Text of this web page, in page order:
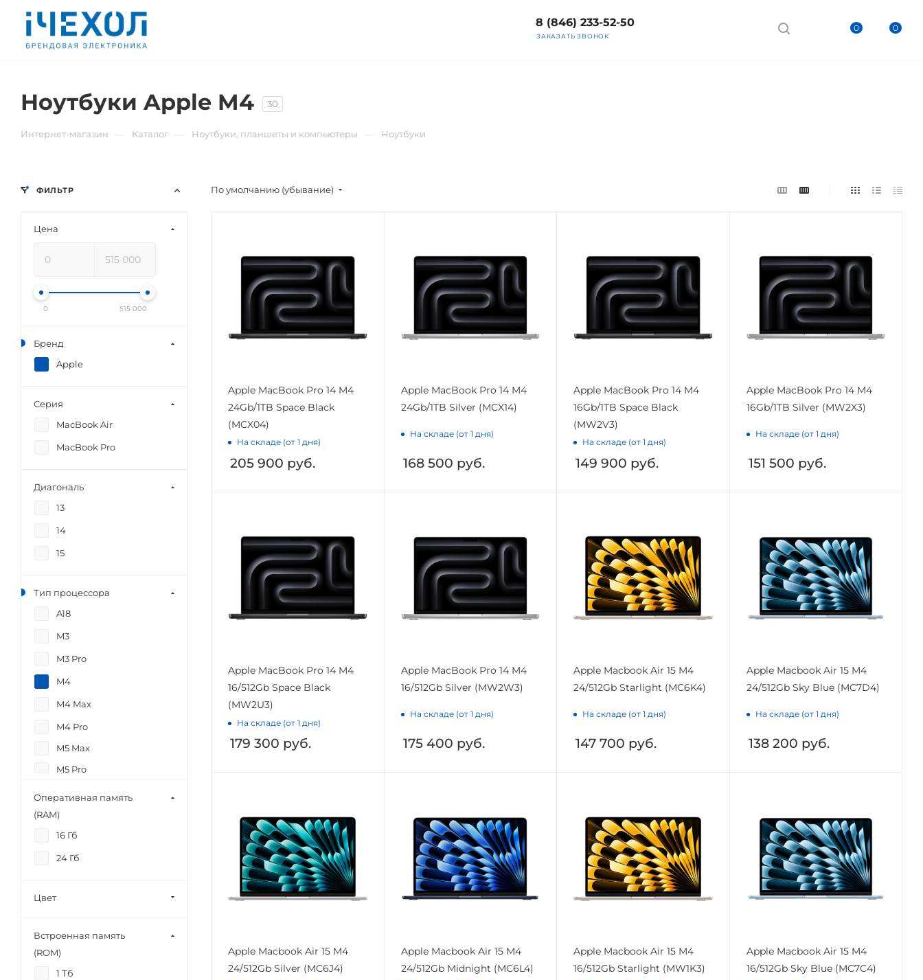
0 0
8 (846) 233-52-50
ЗАКАЗАТЬ ЗВОНОК
Ноутбуки Apple M4 30
Интернет-магазин Каталог Ноутбуки, планшеты и компьютеры Ноутбуки
По умолчанию (убывание)
Apple MacBook Pro 14 M4
24Gb/1TB Space Black
(MCX04)
На складе (от 1 дня)
205 900 руб.
Apple MacBook Pro 14 M4
24Gb/1TB Silver (MCX14)
На складе (от 1 дня)
168 500 руб.
Apple MacBook Pro 14 M4
16Gb/1TB Space Black
(MW2V3)
На складе (от 1 дня)
149 900 руб.
Apple MacBook Pro 14 M4
16Gb/1TB Silver (MW2X3)
На складе (от 1 дня)
151 500 руб.
Apple MacBook Pro 14 M4
16/512Gb Space Black
(MW2U3)
На складе (от 1 дня)
179 300 руб.
Apple MacBook Pro 14 M4
16/512Gb Silver (MW2W3)
На складе (от 1 дня)
175 400 руб.
Apple Macbook Air 15 M4
24/512Gb Starlight (MC6K4)
На складе (от 1 дня)
147 700 руб.
Apple Macbook Air 15 M4
24/512Gb Sky Blue (MC7D4)
На складе (от 1 дня)
138 200 руб.
Apple Macbook Air 15 M4
24/512Gb Silver (MC6J4)
Apple Macbook Air 15 M4
24/512Gb Midnight (MC6L4)
Apple Macbook Air 15 M4
16/512Gb Starlight (MW1K3)
Apple Macbook Air 15 M4
16/512Gb Sky Blue (MC7C4)
ФИЛЬТР
Цена
0 515 000
Бренд
Apple
Серия
MacBook Air
MacBook Pro
Диагональ
13
14
15
Тип процессора
A18
M3
M3 Pro
M4
M4 Max
M4 Pro
M5 Max
M5 Pro
Оперативная память
(RAM)
16 Гб
24 Гб
Цвет
Встроенная память
(ROM)
1 Тб